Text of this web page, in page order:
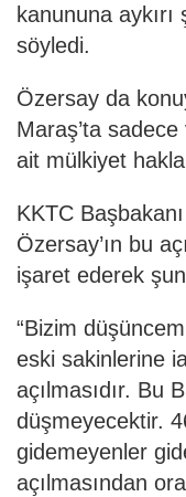
kanununa
söyledi.
Özersay da
Maraş’ta sadece
ait mülkiyet
KKTC
Özersay’ın bu
işaret ederek
“Bizim
eski sakinlerine
açılmasıdır. Bu
düşmeyecektir.
gidemeyenler
açılmasından